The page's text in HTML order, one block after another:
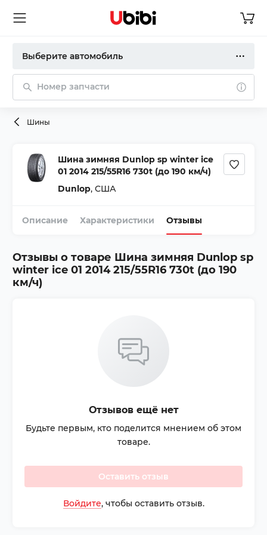
Выберите автомобиль
Номер запчасти
Шины
Шина зимняя Dunlop sp winter ice
01 2014 215/55R16 730t (до 190 км/ч)
Dunlop, США
Описание Характеристики Отзывы
Отзывы о товаре Шина зимняя Dunlop sp
winter ice 01 2014 215/55R16 730t (до 190
км/ч)
Отзывов ещё нет
Будьте первым, кто поделится мнением об этом
товаре.
Оставить отзыв
Войдите, чтобы оставить отзыв.